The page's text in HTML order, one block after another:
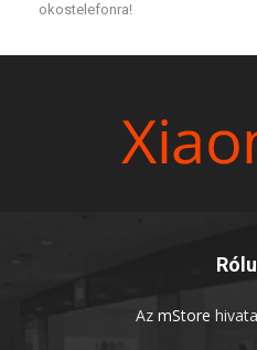
okostelefonra!
Az mStore